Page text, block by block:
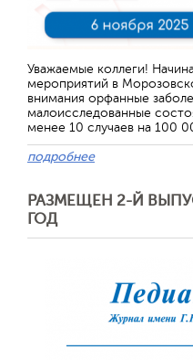
Уважаемые коллеги!
мероприятий в
внимания орфанные
малоисследованные
менее 10 случаев на 100
подробнее
РАЗМЕЩЕН 2-Й
ГОД